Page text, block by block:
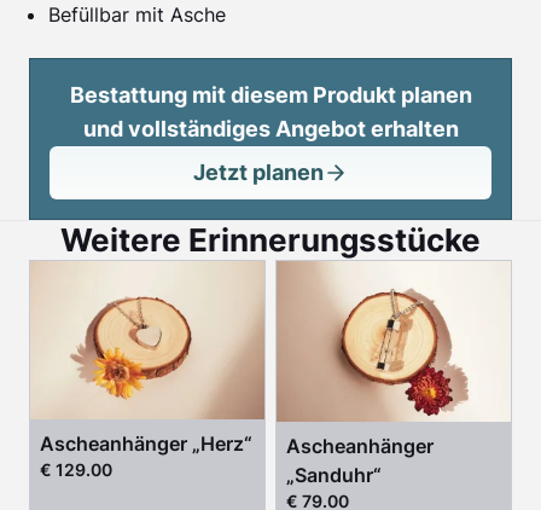
Befüllbar mit Asche
Bestattung mit diesem Produkt planen
und vollständiges Angebot erhalten
Jetzt planen
Weitere Erinnerungsstücke
Ascheanhänger „Herz“
€ 129.00
Ascheanhänger
„Sanduhr“
€ 79.00